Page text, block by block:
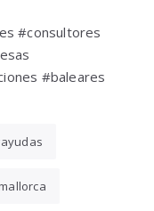
#consultores
#baleares
ayudas